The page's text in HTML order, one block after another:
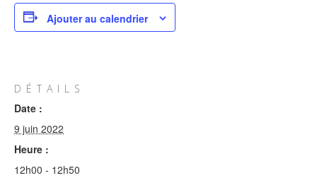
Ajouter au calendrier
DÉTAILS
Date :
9 juin 2022
Heure :
12h00 - 12h50